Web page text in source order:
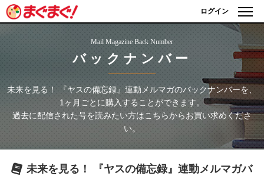
ログイン
Mail Magazine Back Number
バックナンバー
未来を見る！ 『ヤスの備忘録』連動メルマガのバックナンバーを、
1ヶ月ごとに購入することができます。
過去に配信された号を読みたい方はこちらからお買い求めくださ
い。
未来を見る！ 『ヤスの備忘録』連動メルマガバ